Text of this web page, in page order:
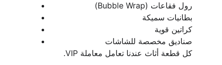
رول فقاعات (Bubble Wrap)
بطانيات سميكة
كراتين قوية
صناديق مخصصة للشاشات
كل قطعة أثاث عندنا تعامل معاملة VIP.